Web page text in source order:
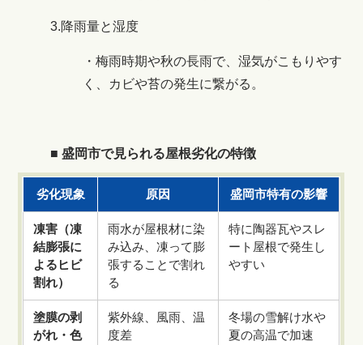
3.降雨量と湿度
・梅雨時期や秋の長雨で、湿気がこもりやす
く、カビや苔の発生に繋がる。
■ 盛岡市で見られる屋根劣化の特徴
劣化現象 原因 盛岡市特有の影響
凍害（凍
結膨張に
よるヒビ
割れ）
雨水が屋根材に染
み込み、凍って膨
張することで割れ
る
特に陶器瓦やスレ
ート屋根で発生し
やすい
塗膜の剥
がれ・色
紫外線、風雨、温
度差
冬場の雪解け水や
夏の高温で加速